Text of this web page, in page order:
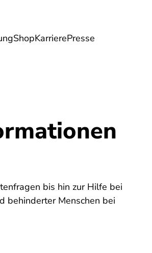
ShopKarrierePresse
Reise Verträge
bis hin zur Hilfe bei
behinderter Menschen bei